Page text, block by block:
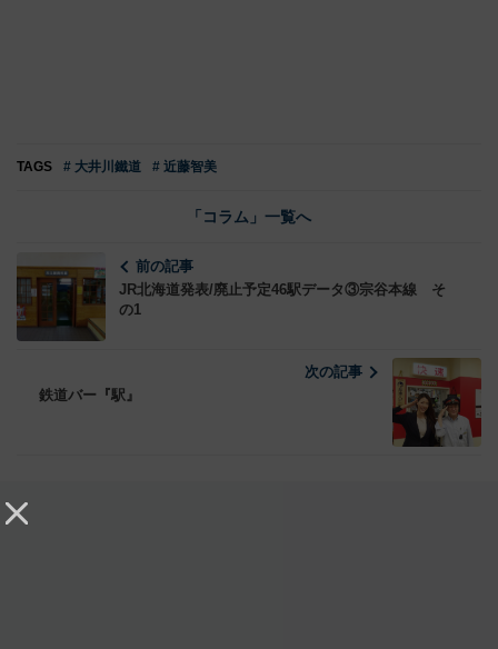
TAGS # 大井川鐵道 # 近藤智美
「コラム」一覧へ
前の記事
JR北海道発表/廃止予定46駅データ③宗谷本線 そ
の1
次の記事
鉄道バー『駅』